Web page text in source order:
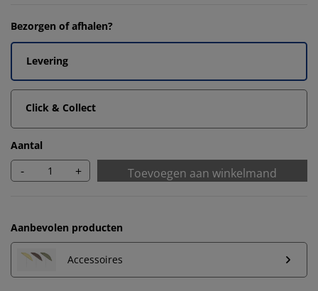
Bezorgen of afhalen?
Levering
Click & Collect
Aantal
- + Toevoegen aan winkelmand
Aanbevolen producten
Accessoires